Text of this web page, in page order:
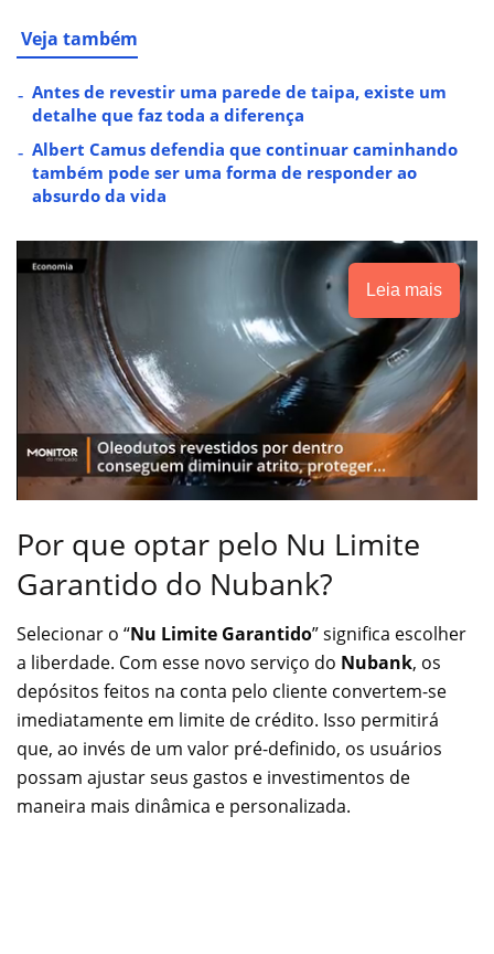
Veja também
Antes de revestir uma parede de taipa, existe um
detalhe que faz toda a diferença
Albert Camus defendia que continuar caminhando
também pode ser uma forma de responder ao
absurdo da vida
Leia mais
Por que optar pelo Nu Limite
Garantido do Nubank?
Selecionar o “Nu Limite Garantido” significa escolher
a liberdade. Com esse novo serviço do Nubank, os
depósitos feitos na conta pelo cliente convertem-se
imediatamente em limite de crédito. Isso permitirá
que, ao invés de um valor pré-definido, os usuários
possam ajustar seus gastos e investimentos de
maneira mais dinâmica e personalizada.